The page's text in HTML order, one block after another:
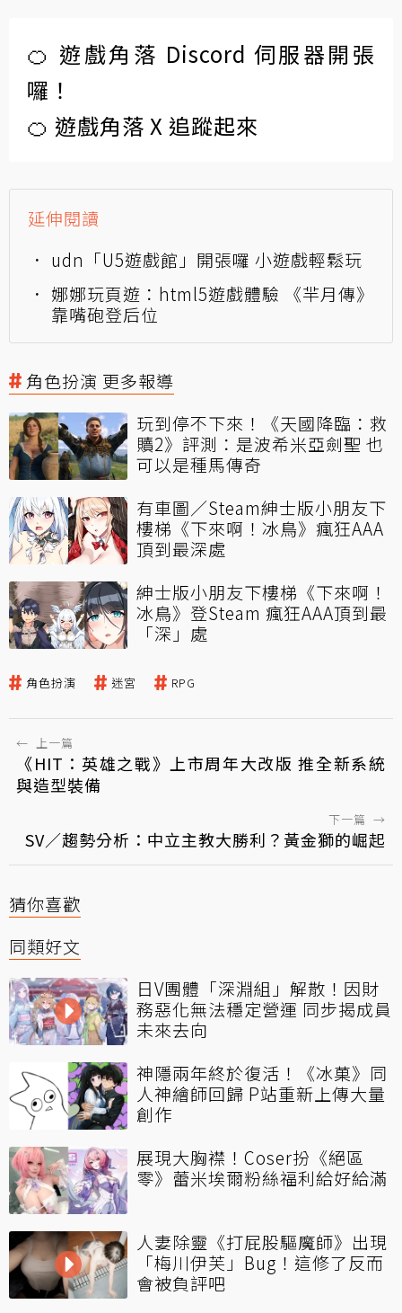
🍊 遊戲角落 Discord 伺服器開張
囉！
🍊 遊戲角落 X 追蹤起來
延伸閱讀
udn「U5遊戲館」開張囉 小遊戲輕鬆玩
娜娜玩頁遊：html5遊戲體驗 《羋月傳》
靠嘴砲登后位
角色扮演 更多報導
玩到停不下來！《天國降臨：救
贖2》評測：是波希米亞劍聖 也
可以是種馬傳奇
有車圖／Steam紳士版小朋友下
樓梯《下來啊！冰鳥》瘋狂AAA
頂到最深處
紳士版小朋友下樓梯《下來啊！
冰鳥》登Steam 瘋狂AAA頂到最
「深」處
角色扮演 迷宮 RPG
← 上一篇
《HIT：英雄之戰》上市周年大改版 推全新系統
與造型裝備
下一篇 →
SV／趨勢分析：中立主教大勝利？黃金獅的崛起
猜你喜歡
同類好文
日V團體「深淵組」解散！因財
務惡化無法穩定營運 同步揭成員
未來去向
神隱兩年終於復活！《冰菓》同
人神繪師回歸 P站重新上傳大量
創作
展現大胸襟！Coser扮《絕區
零》蕾米埃爾粉絲福利給好給滿
人妻除靈《打屁股驅魔師》出現
「梅川伊芙」Bug！這修了反而
會被負評吧